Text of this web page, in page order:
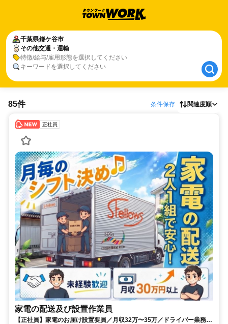
千葉県鎌ケ谷市
その他交通・運輸
特徴/給与/雇用形態を選択してください
キーワードを選択してください
千葉県鎌ケ谷市
その他交通・運輸
85件 条件保存 関連度順
正社員
家電の配送及び設置作業員
【正社員】家電のお届け設置要員／月収32万〜35万／ドライバー業務あ